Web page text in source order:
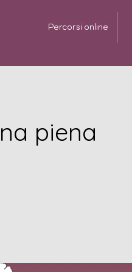
Percorsi online
piena